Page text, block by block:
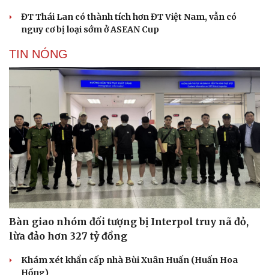
ĐT Thái Lan có thành tích hơn ĐT Việt Nam, vẫn có
nguy cơ bị loại sớm ở ASEAN Cup
TIN NÓNG
Bàn giao nhóm đối tượng bị Interpol truy nã đỏ,
lừa đảo hơn 327 tỷ đồng
Khám xét khẩn cấp nhà Bùi Xuân Huấn (Huấn Hoa